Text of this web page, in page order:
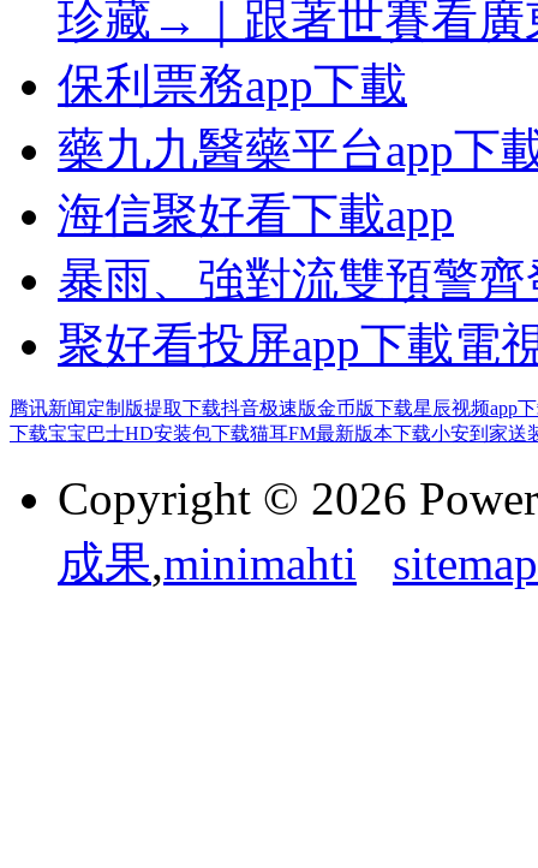
珍藏→｜跟著世賽看廣
保利票務app下載
藥九九醫藥平台app下
海信聚好看下載app
暴雨、強對流雙預警
聚好看投屏app下載電
腾讯新闻定制版提取下载抖音极速版金币版下载星辰视频app
下载宝宝巴士HD安装包下载猫耳FM最新版本下载小安到家送
Copyright © 2026
成果,minimahti sitemap